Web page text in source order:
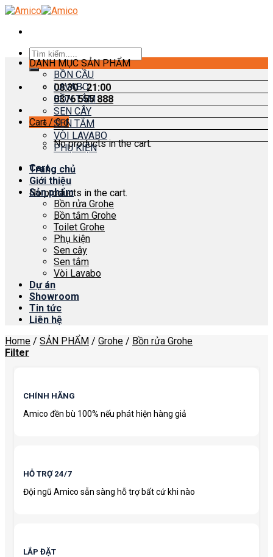
Skip
content
Search
for:
08:30 - 21:00
0376 555 888
Cart /0₫
No products in the cart.
Cart
No products in the cart.
DANH MỤC SẢN PHẨM
BỒN CẦU
LAVABO
BỒN TẮM
SEN CÂY
SEN TẮM
VÒI LAVABO
PHỤ KIỆN
Trang chủ
Giới thiệu
Sản phẩm
Bồn rửa Grohe
Bồn tắm Grohe
Toilet Grohe
Phụ kiện
Sen cây
Sen tắm
Vòi Lavabo
Dự án
Showroom
Tin tức
Liên hệ
Home / SẢN PHẨM / Grohe / Bồn rửa Grohe
Filter
CHÍNH HÃNG
Amico đền bù 100% nếu phát hiện hàng giả
HỖ TRỢ 24/7
Đội ngũ Amico sẵn sàng hỗ trợ bất cứ khi nào
LẮP ĐẶT